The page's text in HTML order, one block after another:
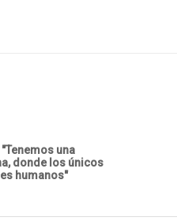
una
donde los únicos
humanos"